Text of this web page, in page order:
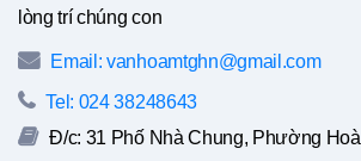
lòng trí chúng con
Email: vanhoamtghn@gmail.com
Tel: 024 38248643
Đ/c: 31 Phố Nhà Chung, Phường